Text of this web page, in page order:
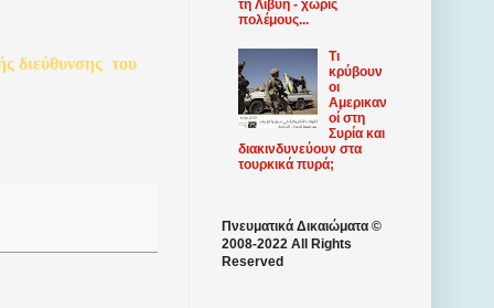
διεύθυνσης του
τη Λιβύη - χωρίς
πολέμους...
Τι
κρύβουν
οι
Αμερικαν
οί στη
Συρία και
διακινδυνεύουν στα
τουρκικά πυρά;
Πνευματικά Δικαιώματα ©
2008-2022 All Rights
Reserved